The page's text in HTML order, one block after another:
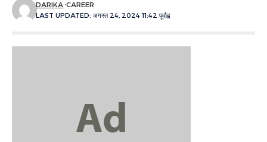
LAST UPDATED: अगस्त 24, 2024 11:42 पूर्वाह्न
DARIKA CAREER